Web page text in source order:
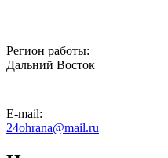
Регион работы:
Дальний Восток
E-mail:
24ohrana@mail.ru